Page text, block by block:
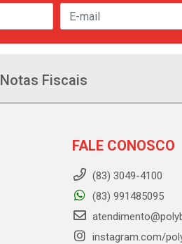
Notas Fiscais
FALE CONOSCO
(83) 3049-4100
(83) 991485095
instagram.com/